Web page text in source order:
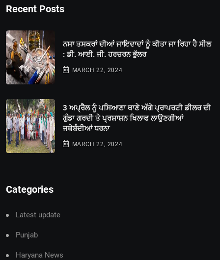
Recent Posts
ਨਸਾ ਤਸਕਰਾਂ ਦੀਆਂ ਜਾਇਦਾਦਾਂ ਨੂੰ ਕੀਤਾ ਜਾ ਰਿਹਾ ਹੈ ਸੀਲ
: ਡੀ. ਆਈ. ਜੀ. ਹਰਚਰਨ ਭੁੱਲਰ
MARCH 22, 2024
3 ਅਪ੍ਰੈਲ ਨੂੰ ਪਸਿਆਣਾ ਥਾਣੇ ਅੱਗੇ ਪ੍ਰਾਪਰਟੀ ਡੀਲਰ ਦੀ
ਗੁੰਡਾ ਗਰਦੀ ਤੇ ਪ੍ਰਸ਼ਾਸ਼ਨ ਖਿਲਾਫ ਲਾਉਣਗੀਆਂ
ਜਥੇਬੰਦੀਆਂ ਧਰਨਾ
MARCH 22, 2024
Categories
Latest update
Punjab
Haryana News